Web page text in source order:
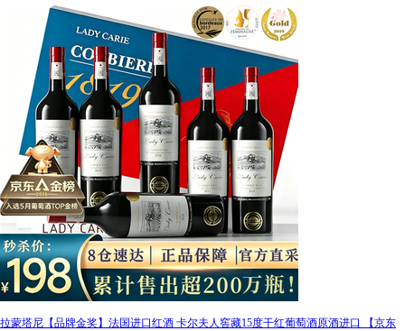
拉蒙塔尼【品牌金奖】法国进口红酒 卡尔夫人窖藏15度干红葡萄酒原酒进口 【京东